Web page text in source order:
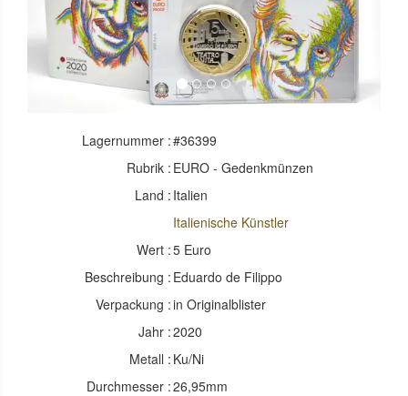
Lagernummer :#36399
Rubrik : EURO - Gedenkmünzen
Land : Italien
Italienische Künstler
Wert :5 Euro
Beschreibung : Eduardo de Filippo
Verpackung :in Originalblister
Jahr :2020
Metall : Ku/Ni
Durchmesser :26,95mm